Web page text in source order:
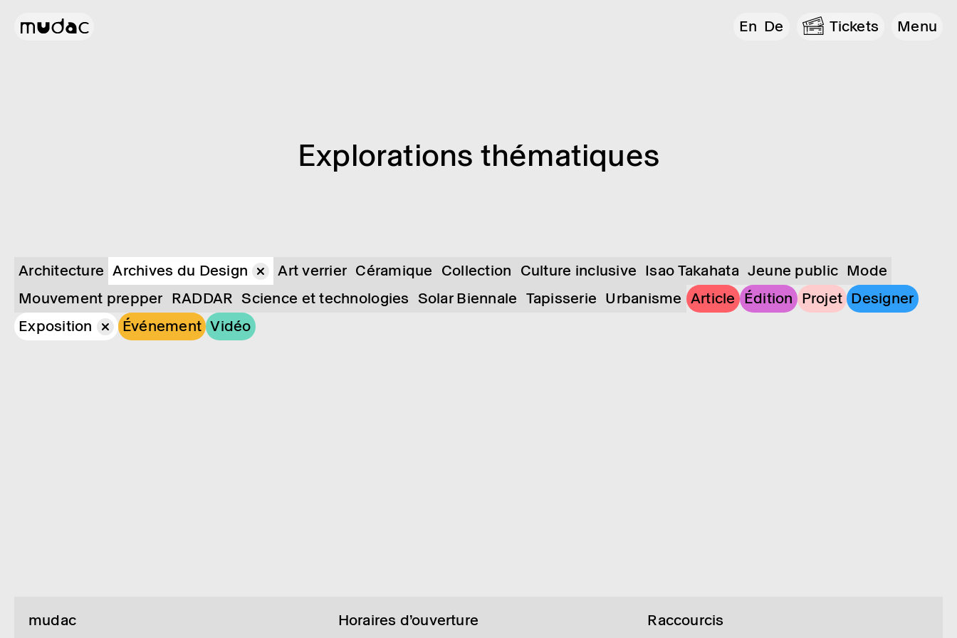
En De Tickets Menu
Explo­ra­tions théma­tiques
Architecture Archives du Design Art verrier Céramique Collection Culture inclusive Isao Takahata Jeune public Mode
Mouvement prepper RADDAR Science et technologies Solar Biennale Tapisserie Urbanisme Article Édition Projet Designer
Exposition
Événement Vidéo
mudac Horaires d’ouverture Raccourcis